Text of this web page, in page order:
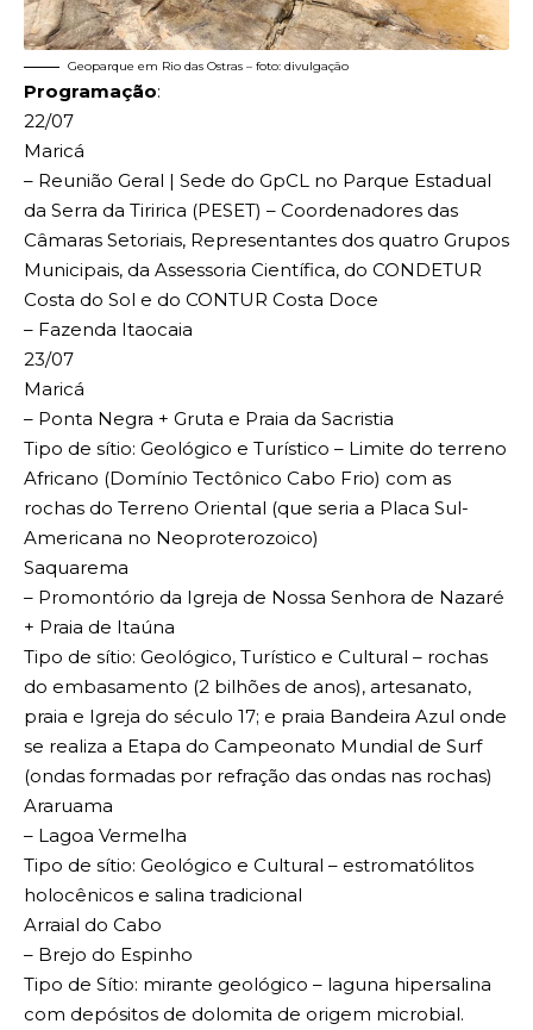
Geoparque em Rio das Ostras – foto: divulgação
Programação:
22/07
Maricá
– Reunião Geral | Sede do GpCL no Parque Estadual
da Serra da Tiririca (PESET) – Coordenadores das
Câmaras Setoriais, Representantes dos quatro Grupos
Municipais, da Assessoria Científica, do CONDETUR
Costa do Sol e do CONTUR Costa Doce
– Fazenda Itaocaia
23/07
Maricá
– Ponta Negra + Gruta e Praia da Sacristia
Tipo de sítio: Geológico e Turístico – Limite do terreno
Africano (Domínio Tectônico Cabo Frio) com as
rochas do Terreno Oriental (que seria a Placa Sul-
Americana no Neoproterozoico)
Saquarema
– Promontório da Igreja de Nossa Senhora de Nazaré
+ Praia de Itaúna
Tipo de sítio: Geológico, Turístico e Cultural – rochas
do embasamento (2 bilhões de anos), artesanato,
praia e Igreja do século 17; e praia Bandeira Azul onde
se realiza a Etapa do Campeonato Mundial de Surf
(ondas formadas por refração das ondas nas rochas)
Araruama
– Lagoa Vermelha
Tipo de sítio: Geológico e Cultural – estromatólitos
holocênicos e salina tradicional
Arraial do Cabo
– Brejo do Espinho
Tipo de Sítio: mirante geológico – laguna hipersalina
com depósitos de dolomita de origem microbial.